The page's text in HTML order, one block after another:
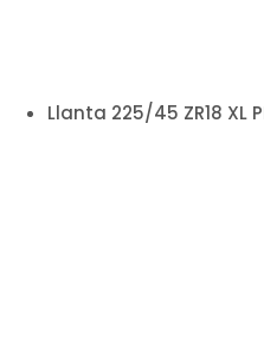
Llanta 225/45 ZR18 XL